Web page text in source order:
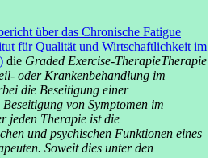
über das Chronische Fatigue
für Qualität und Wirtschaftlichkeit im
die Graded Exercise-TherapieTherapie
oder Krankenbehandlung im
die Beseitigung einer
von Symptomen im
jeden Therapie ist die
und psychischen Funktionen eines
Soweit dies unter den